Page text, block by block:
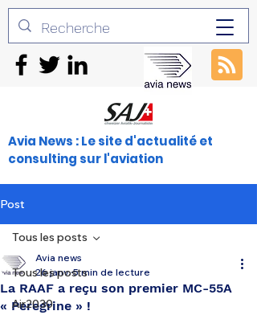
Avia News : Le site d'actualité et
consulting sur l'aviation
Post
Tous les posts
Air2030
Tous les posts
La RAAF a reçu son premier MC-55A
« Peregrine » !
Avia news
26 janv. 5 min de lecture